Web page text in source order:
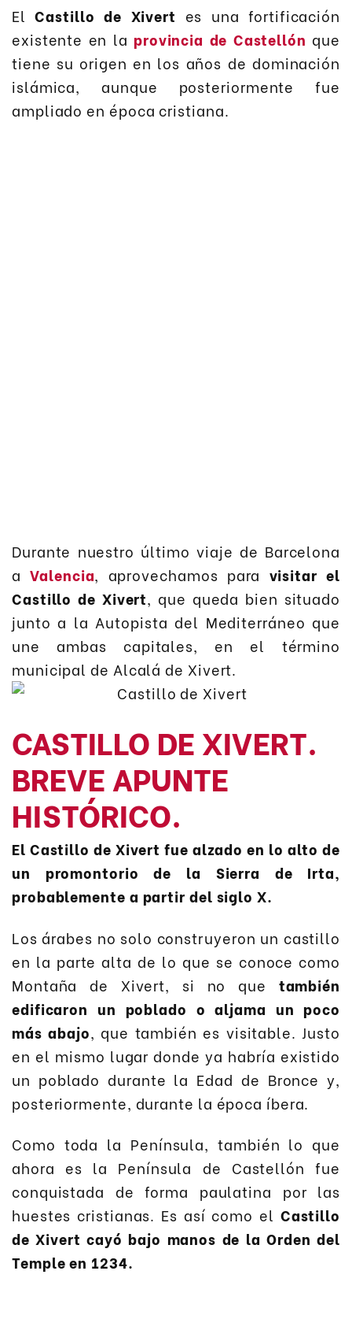
ElCastillo de Xivert es una fortificación
existente en la provincia de Castellón que
tiene su origen en los años de dominación
islámica, aunque posteriormente fue
ampliado en época cristiana.
Durante nuestro último viaje de Barcelona
aValencia, aprovechamos para visitar el
Castillo de Xivert, que queda bien situado
junto a la Autopista del Mediterráneo que
une ambas capitales, en el término
municipal de Alcalá de Xivert.
CASTILLO DE XIVERT.
BREVE APUNTE
HISTÓRICO.
El Castillo de Xivert fue alzado en lo alto de
un promontorio de la Sierra de Irta,
probablemente a partir del siglo X.
Los árabes no solo construyeron un castillo
en la parte alta de lo que se conoce como
Montaña de Xivert, si no que también
edificaron un poblado o aljama un poco
más abajo, que también es visitable. Justo
en el mismo lugar donde ya habría existido
un poblado durante la Edad de Bronce y,
posteriormente, durante la época íbera.
Como toda la Península, también lo que
ahora es la Península de Castellón fue
conquistada de forma paulatina por las
huestes cristianas. Es así como el Castillo
de Xivert cayó bajo manos de la Orden del
Temple en 1234.